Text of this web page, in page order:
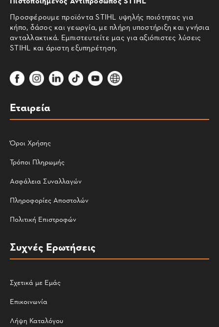
Προσφέρουμε προϊόντα STIHL υψηλής ποιότητας για
κήπο, δάσος και γεωργία, με πλήρη υποστήριξη και γνήσια
ανταλλακτικά. Εμπιστευτείτε μας για αξιόπιστες λύσεις
STIHL και άριστη εξυπηρέτηση.
Εταιρεία
Όροι Χρήσης
Τρόποι Πληρωμής
Ασφάλεια Συναλλαγών
Πληροφορίες Αποστολών
Πολιτική Επιστροφών
Συχνές Ερωτήσεις
Σχετικά με Εμάς
Επικοινωνία
Λήψη Καταλόγου